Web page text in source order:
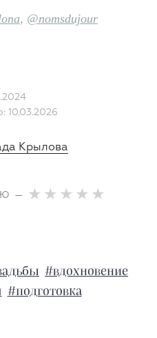
, @nomsdujour
10.03.2026
Крылова
—
#вдохновение
#подготовка